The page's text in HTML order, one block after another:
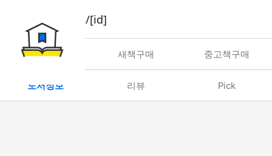
book/rent/[id]
대여 새책구매 중고책구매
도서정보 리뷰 Pick